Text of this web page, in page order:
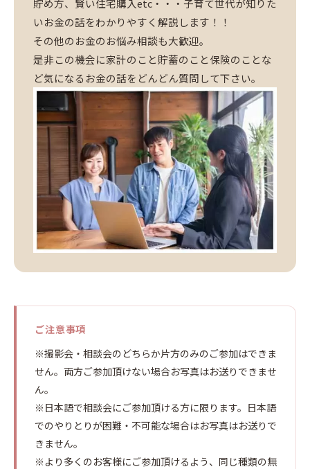
貯め方、賢い住宅購入etc・・・子育て世代が知りた
いお金の話をわかりやすく解説します！！
その他のお金のお悩み相談も大歓迎。
是非この機会に家計のこと貯蓄のこと保険のことな
ど気になるお金の話をどんどん質問して下さい。
ご注意事項
※撮影会・相談会のどちらか片方のみのご参加はできま
せん。両方ご参加頂けない場合お写真はお送りできませ
ん。
※日本語で相談会にご参加頂ける方に限ります。日本語
でのやりとりが困難・不可能な場合はお写真はお送りで
きません。
※より多くのお客様にご参加頂けるよう、同じ種類の無